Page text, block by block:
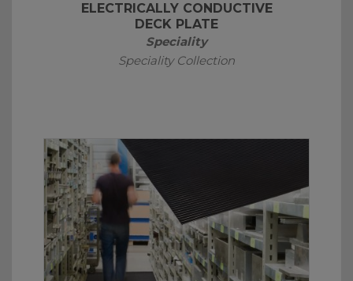
ELECTRICALLY CONDUCTIVE
DECK PLATE
Speciality
Speciality Collection